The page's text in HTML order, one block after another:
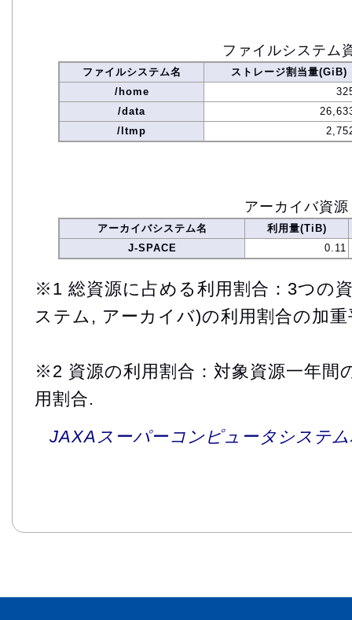
ファイルシステム
ファイルシステム名
ストレージ割当量(GiB)
/home
/data
/ltmp
アーカイバ資源
アーカイバシステム名
利用量(TiB)
J-SPACE
0.11
※1 総資源に占める利用割合：3つの
ステム, アーカイバ)の利用割合の加重
※2 資源の利用割合：対象資源一年間
用割合.
JAXAスーパーコンピュータシステ